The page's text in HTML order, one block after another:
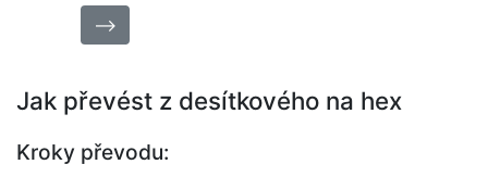
⟶
Jak převést z desítkového na hex
Kroky převodu: